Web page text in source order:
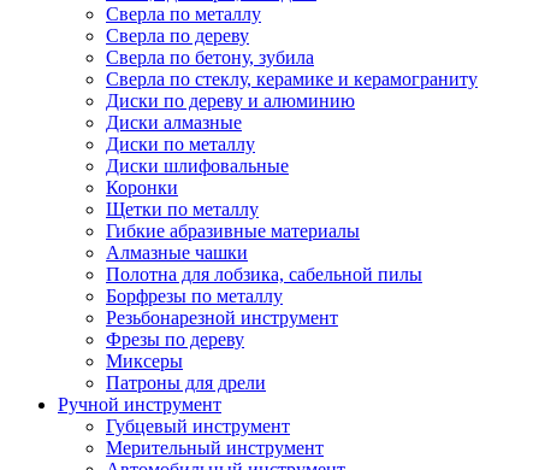
Сверла по металлу
Сверла по дереву
Сверла по бетону, зубила
Сверла по стеклу, керамике и керамограниту
Диски по дереву и алюминию
Диски алмазные
Диски по металлу
Диски шлифовальные
Коронки
Щетки по металлу
Гибкие абразивные материалы
Алмазные чашки
Полотна для лобзика, сабельной пилы
Борфрезы по металлу
Резьбонарезной инструмент
Фрезы по дереву
Миксеры
Патроны для дрели
Ручной инструмент
Губцевый инструмент
Мерительный инструмент